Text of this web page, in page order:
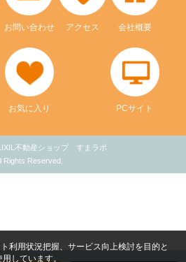
お問い合わせ アクセス 会社概要
お気に入り PCサイト
不動産ショップ すまラボ
Rights Reserved.
利用状況把握、サービス向上検討を目的と
しています。